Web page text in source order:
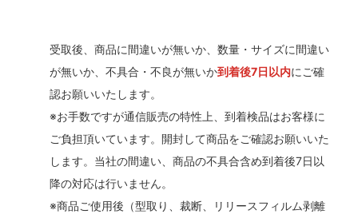
受取後、商品に間違いが無いか、数量・サイズに間違い
が無いか、不具合・不良が無いか到着後7日以内にご確
認お願いいたします。
※お手数ですが通信販売の特性上、到着検品はお客様に
ご負担頂いています。開封して商品をご確認お願いいた
します。当社の間違い、商品の不具合含め到着後7日以
降の対応は行いません。
※商品ご使用後（型取り、裁断、リリースフィルム剥離